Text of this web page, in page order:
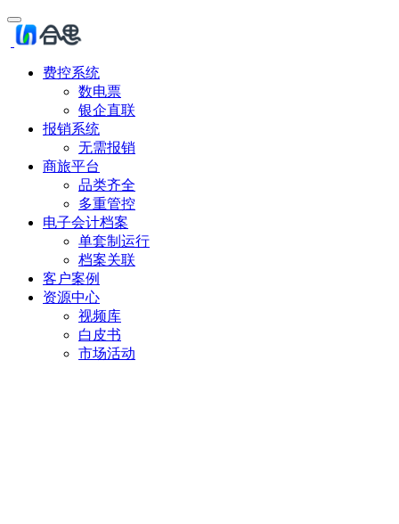
费控系统
数电票
银企直联
报销系统
无需报销
商旅平台
品类齐全
多重管控
电子会计档案
单套制运行
档案关联
客户案例
资源中心
视频库
白皮书
市场活动